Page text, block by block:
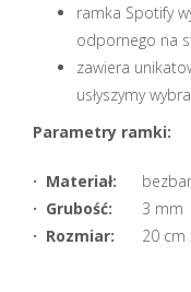
ramka Spotify
odpornego na
zawiera
usłyszymy
Parametry ramki:
· Materiał:
· Grubość:
3 mm
· Rozmiar:
20 cm